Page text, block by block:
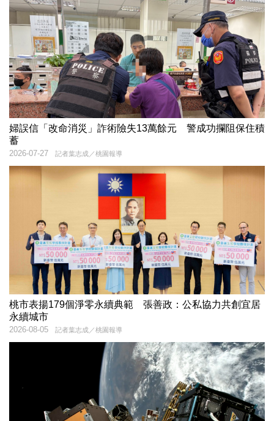
婦誤信「改命消災」詐術險失13萬餘元 警成功攔阻保住積
蓄
記者葉志成／桃園報導
2026-07-27
桃市表揚179個淨零永續典範 張善政：公私協力共創宜居
永續城市
記者葉志成／桃園報導
2026-08-05